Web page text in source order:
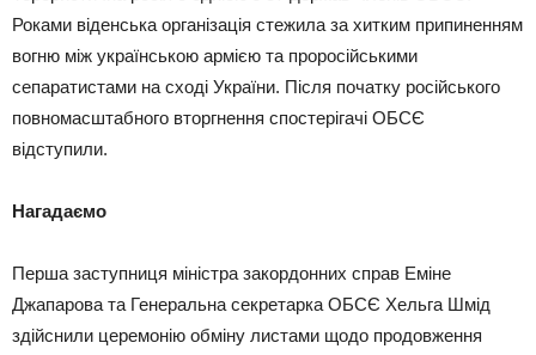
Роками віденська організація стежила за хитким припиненням
вогню між українською армією та проросійськими
сепаратистами на сході України. Після початку російського
повномасштабного вторгнення спостерігачі ОБСЄ
відступили.
Нагадаємо
Перша заступниця міністра закордонних справ Еміне
Джапарова та Генеральна секретарка ОБСЄ Хельга Шмід
здійснили церемонію обміну листами щодо продовження